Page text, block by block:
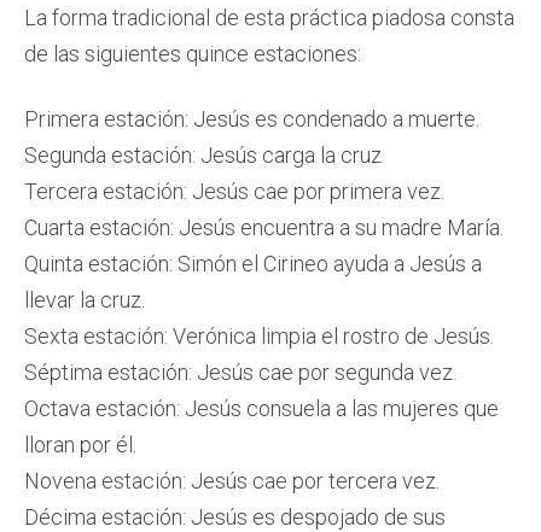
La forma tradicional de esta práctica piadosa consta
de las siguientes quince estaciones:
Primera estación: Jesús es condenado a muerte.
Segunda estación: Jesús carga la cruz
Tercera estación: Jesús cae por primera vez.
Cuarta estación: Jesús encuentra a su madre María.
Quinta estación: Simón el Cirineo ayuda a Jesús a
llevar la cruz.
Sexta estación: Verónica limpia el rostro de Jesús.
Séptima estación: Jesús cae por segunda vez.
Octava estación: Jesús consuela a las mujeres que
lloran por él.
Novena estación: Jesús cae por tercera vez.
Décima estación: Jesús es despojado de sus